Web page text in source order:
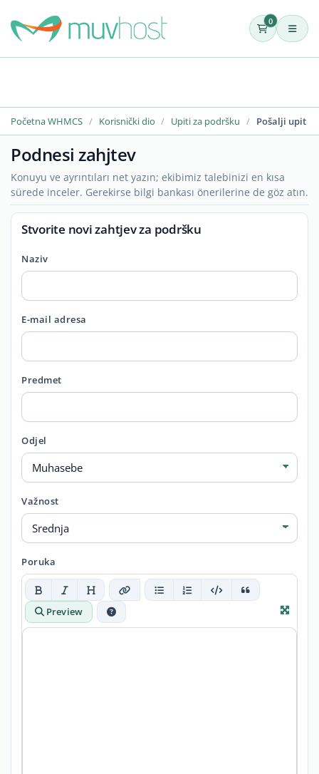
0
Početna WHMCS Korisnički dio Upiti za podršku Pošalji upit
Podnesi zahjtev
Konuyu ve ayrıntıları net yazın; ekibimiz talebinizi en kısa
sürede inceler. Gerekirse bilgi bankası önerilerine de göz atın.
Stvorite novi zahtjev za podršku
Naziv
E-mail adresa
Predmet
Odjel
Važnost
Poruka
Preview